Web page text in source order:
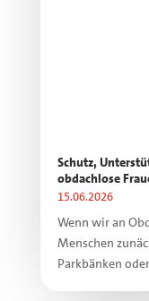
Schutz,
obdachlose
15.06.2026
Wenn wir an
Menschen
Parkbänken